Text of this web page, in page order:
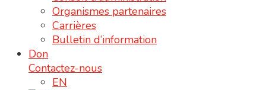
Organismes partenaires
Carrières
Bulletin d’information
Don
Contactez-nous
EN